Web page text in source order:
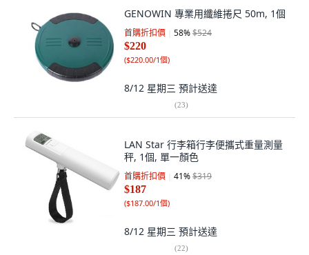
GENOWIN 專業用纖維捲尺 50m, 1個
首購折扣價 58%$524
$220
($220.00/1個)
8/12 星期三 預計送達
(23)
LAN Star 行李箱行李便攜式重量測量
秤, 1個, 單一顏色
首購折扣價 41%$319
$187
($187.00/1個)
8/12 星期三 預計送達
(22)